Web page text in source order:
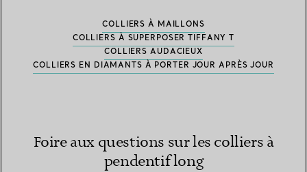
COLLIERS À MAILLONS
COLLIERS À SUPERPOSER TIFFANY T
COLLIERS AUDACIEUX
COLLIERS EN DIAMANTS À PORTER JOUR APRÈS JOUR
Foire aux questions sur les colliers à
pendentif long